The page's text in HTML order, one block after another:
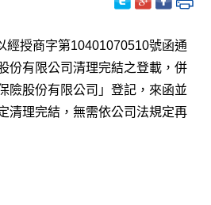
經授商字第10401070510號函通
份有限公司清理完結之登載，併
險股份有限公司」登記，來函並
清理完結，無需依公司法規定再